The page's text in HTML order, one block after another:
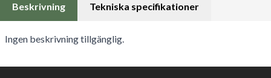
Beskrivning Tekniska specifikationer
Ingen beskrivning tillgänglig.